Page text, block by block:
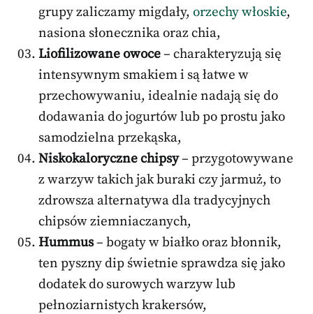
grupy zaliczamy migdały, orzechy włoskie,
nasiona słonecznika oraz chia,
Liofilizowane owoce– charakteryzują się
intensywnym smakiem i są łatwe w
przechowywaniu, idealnie nadają się do
dodawania do jogurtów lub po prostu jako
samodzielna przekąska,
Niskokaloryczne chipsy– przygotowywane
z warzyw takich jak buraki czy jarmuż, to
zdrowsza alternatywa dla tradycyjnych
chipsów ziemniaczanych,
Hummus– bogaty w białko oraz błonnik,
ten pyszny dip świetnie sprawdza się jako
dodatek do surowych warzyw lub
pełnoziarnistych krakersów,